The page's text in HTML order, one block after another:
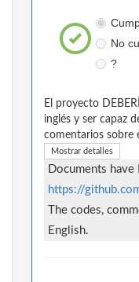
No
?
El proyecto
inglés y ser capaz
comentarios sobre
Mostrar detalles
Documents have
https://
The codes,
English.